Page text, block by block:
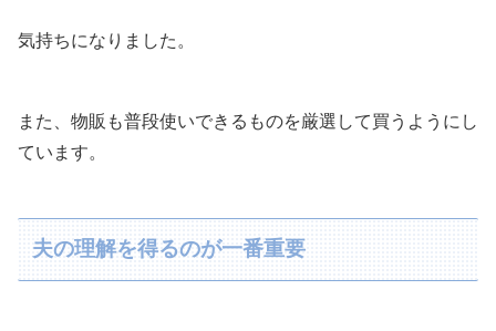
気持ちになりました。
また、物販も普段使いできるものを厳選して買うようにし
ています。
夫の理解を得るのが一番重要